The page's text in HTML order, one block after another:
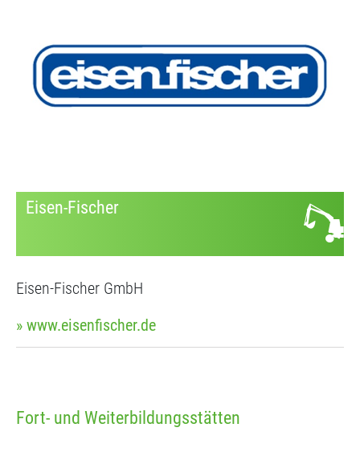
Eisen-Fischer
Eisen-Fischer GmbH
» www.eisenfischer.de
Fort- und Weiterbildungsstätten